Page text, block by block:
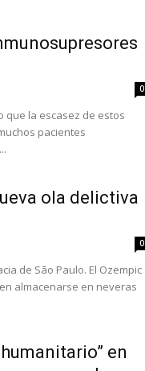
0
que la escasez de estos
pacientes
ola delictiva
0
de São Paulo. El Ozempic
almacenarse en neveras
en